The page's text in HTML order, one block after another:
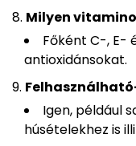
Milyen
Főként C-, E-
antioxidánsokat.
Igen, például
húsételekhez is